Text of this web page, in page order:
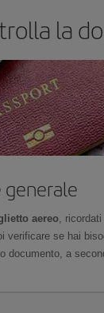
la
aereo ,
verificare se hai
documento, a